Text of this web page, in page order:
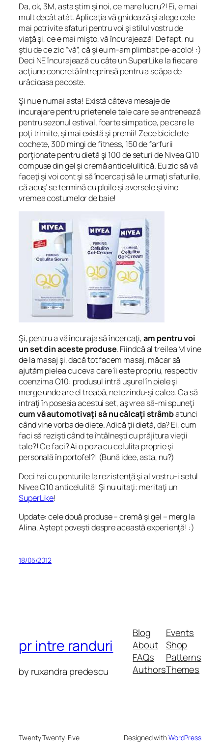
Da, ok, 3M, asta ştim şi noi, ce mare lucru?! Ei, e mai
mult decât atât. Aplicaţia vă ghidează şi alege cele
mai potrivite sfaturi pentru voi şi stilul vostru de
viaţă şi, ce e mai mişto, vă încurajează! De fapt, nu
ştiu de ce zic “vă”, că şi eu m-am plimbat pe-acolo! :)
Deci NE încurajează cu câte un SuperLike la fiecare
acţiune concretă întreprinsă pentru a scăpa de
urâcioasa pacoste.
Şi nu e numai asta! Există câteva mesaje de
incurajare pentru prietenele tale care se antrenează
pentru sezonul estival, foarte simpatice, pe care le
poţi trimite, şi mai există şi premii! Zece biciclete
cochete, 300 mingi de fitness, 150 de farfurii
porţionate pentru dietă şi 100 de seturi de Nivea Q10
compuse din gel şi cremă anticelulitică. Eu zic să vă
faceţi şi voi cont şi să încercaţi să le urmaţi sfaturile,
că acuş’ se termină cu ploile şi aversele şi vine
vremea costumelor de baie!
Şi, pentru a vă încuraja să încercaţi,am pentru voi
un set din aceste produse. Fiindcă al treilea M vine
de la masaj şi, dacă tot facem masaj, măcar să
ajutăm pielea cu ceva care îi este propriu, respectiv
coenzima Q10: produsul intră uşurel în piele şi
merge unde are el treabă, netezindu-şi calea. Ca să
intraţi în posesia acestui set, aş vrea să-mi spuneţi
cum vă automotivaţi să nu călcaţi strâmbatunci
când vine vorba de diete. Adică ţii dietă, da? Ei, cum
faci să rezişti când te întâlneşti cu prăjitura vieţii
tale?! Ce faci? Ai o poza cu celulita proprie şi
personală în portofel?! (Bună idee, asta, nu?)
Deci hai cu ponturile la rezistenţă şi al vostru-i setul
Nivea Q10 anticelulită! Şi nu uitaţi: meritaţi un
SuperLike!
Update: cele două produse – cremă şi gel – merg la
Alina. Aştept poveşti despre această experienţă! :)
18/05/2012
pr intre randuri
by ruxandra predescu
Blog
About
FAQs
Authors
Events
Shop
Patterns
Themes
Twenty Twenty-Five Designed withWordPress